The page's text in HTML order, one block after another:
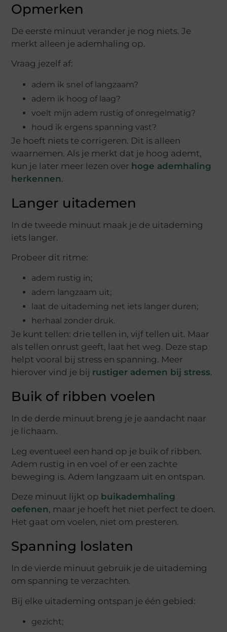
Opmerken
De eerste minuut verander je nog niets. Je
merkt alleen je ademhaling op.
Vraag jezelf af:
adem ik snel of langzaam?
adem ik hoog of laag?
voelt mijn adem rustig of onregelmatig?
houd ik ergens spanning vast?
Je hoeft niets te corrigeren. Dit is alleen
waarnemen. Als je merkt dat je hoog ademt,
kun je later meer lezen over hoge ademhaling
herkennen.
Langer uitademen
In de tweede minuut maak je de uitademing
iets langer.
Probeer dit ritme:
adem rustig in;
adem langzaam uit;
laat de uitademing net iets langer duren;
herhaal zonder druk.
Je kunt tellen: drie tellen in, vijf tellen uit. Maar
als tellen onrust geeft, laat het weg. Deze stap
helpt vooral bij stress en spanning. Meer
hierover vind je bij rustiger ademen bij stress.
Buik of ribben voelen
In de derde minuut breng je je aandacht naar
je lichaam.
Leg eventueel een hand op je buik of ribben.
Adem rustig in en voel of er een zachte
beweging is. Adem langzaam uit en ontspan.
Deze minuut lijkt op buikademhaling
oefenen, maar je hoeft het niet perfect te doen.
Het gaat om voelen, niet om presteren.
Spanning loslaten
In de vierde minuut gebruik je de uitademing
om spanning te verzachten.
Bij elke uitademing ontspan je één gebied:
gezicht;